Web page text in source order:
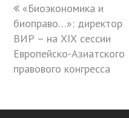
previous
post:
«Биоэкономика и
биоправо…»: директор
ВИР – на XIХ сессии
Европейско-Азиатского
правового конгресса